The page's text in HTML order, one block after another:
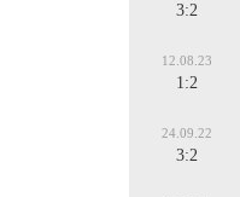
3:2
12.08.23
1:2
24.09.22
3:2